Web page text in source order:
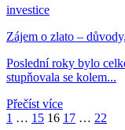
investice
Zájem o zlato –
Poslední roky bylo
stupňovala se kolem...
Přečíst více
1 … 15 16 17 … 22